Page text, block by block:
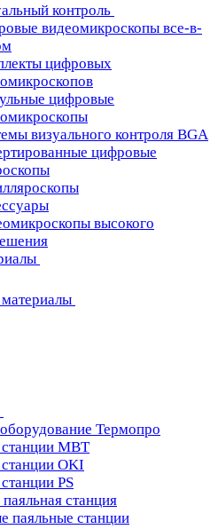
контроль
видеомикроскопы все-в-
цифровых
цифровые
визуального контроля BGA
цифровые
высокого
Термопро
MBT
OKI
PS
станция
паяльные станции